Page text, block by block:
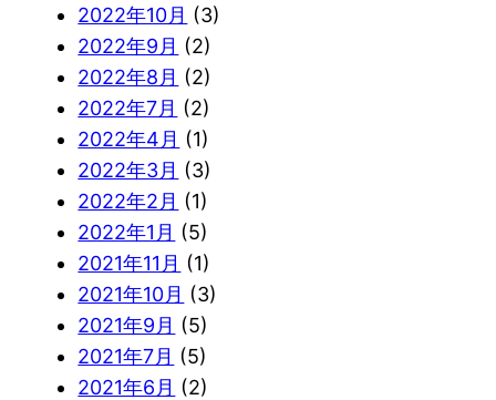
2022年10月 (3)
2022年9月 (2)
2022年8月 (2)
2022年7月 (2)
2022年4月 (1)
2022年3月 (3)
2022年2月 (1)
2022年1月 (5)
2021年11月 (1)
2021年10月 (3)
2021年9月 (5)
2021年7月 (5)
2021年6月 (2)